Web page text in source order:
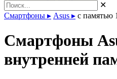
✕
Смартфоны ▸ Asus ▸ с памятью
Смартфоны
внутренней